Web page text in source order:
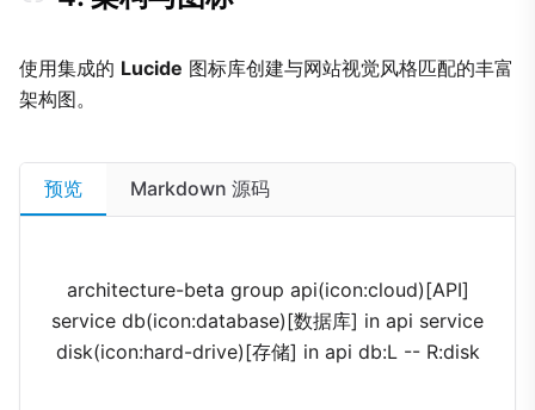
使用集成的 Lucide 图标库创建与网站视觉风格匹配的丰富
架构图。
预览 Markdown 源码
architecture-beta group api(icon:cloud)[API]
service db(icon:database)[数据库] in api service
disk(icon:hard-drive)[存储] in api db:L -- R:disk